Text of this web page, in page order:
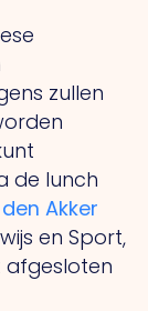
zullen
de lunch
Akker
en Sport,
afgesloten